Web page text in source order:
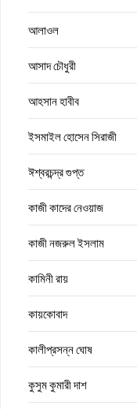
আলাওল
আসাদ চৌধুরী
আহসান হাবীব
ইসমাইল হোসেন সিরাজী
ঈশ্বরচন্দ্র গুপ্ত
কাজী কাদের নেওয়াজ
কাজী নজরুল ইসলাম
কামিনী রায়
কায়কোবাদ
কালীপ্রসন্ন ঘোষ
কুসুম কুমারী দাশ